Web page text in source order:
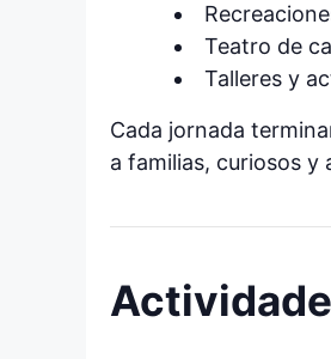
Teatro de
Talleres y
Cada jornada
a familias, curiosos y